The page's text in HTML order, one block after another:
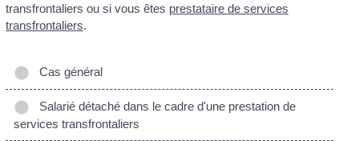
transfrontaliers ou si vous êtes prestataire de services
transfrontaliers.
Cas général
Salarié détaché dans le cadre d'une prestation de
services transfrontaliers